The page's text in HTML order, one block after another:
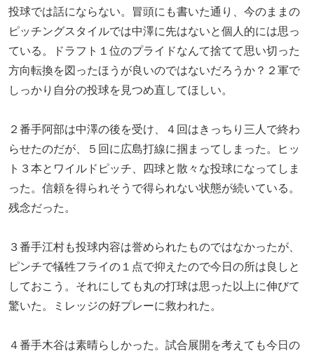
投球では話にならない。冒頭にも書いた通り、今のままの
ピッチングスタイルでは中澤に先はないと個人的には思っ
ている。ドラフト１位のプライドなんて捨てて思い切った
方向転換を図ったほうが良いのではないだろうか？２軍で
しっかり自分の投球を見つめ直してほしい。
２番手阿部は中澤の後を受け、４回はきっちり三人で終わ
らせたのだが、５回に広島打線に掴まってしまった。ヒッ
ト３本とワイルドピッチ、四球と散々な投球になってしま
った。信頼を得られそうで得られない状態が続いている。
残念だった。
３番手江村も投球内容は誉められたものではなかったが、
ピンチで犠牲フライの１点で抑えたので今日の所は良しと
しておこう。それにしても丸の打球は思った以上に伸びて
驚いた。ミレッジの好プレーに救われた。
４番手木谷は素晴らしかった。試合展開を考えても今日の